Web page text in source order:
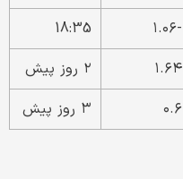
-۱.۰۶
18:35
۱.۶۴
۲ روز پیش
۰.۶ ۳ روز پیش